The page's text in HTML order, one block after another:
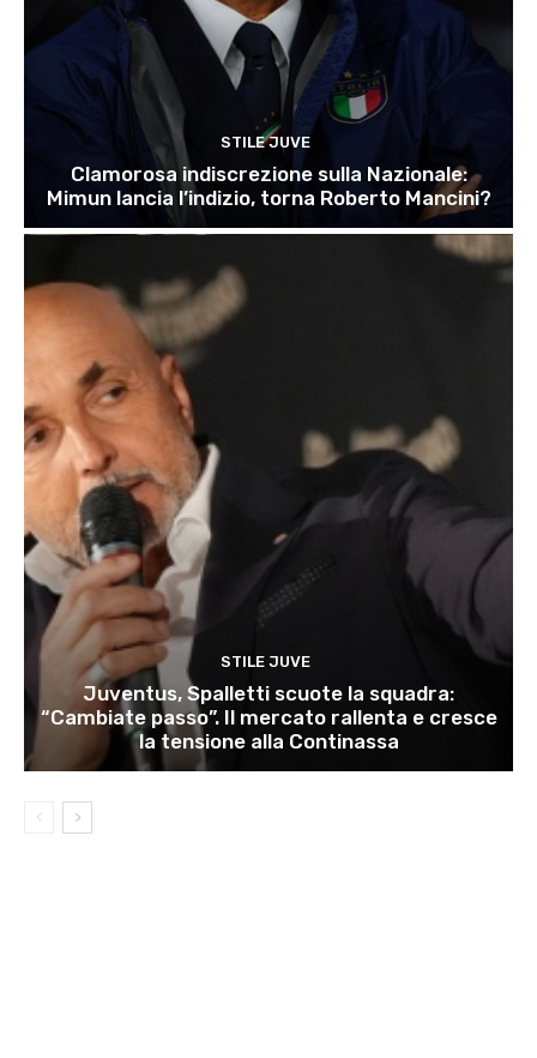
STILE JUVE
Clamorosa indiscrezione sulla Nazionale:
Mimun lancia l’indizio, torna Roberto Mancini?
STILE JUVE
Juventus, Spalletti scuote la squadra:
“Cambiate passo”. Il mercato rallenta e cresce
la tensione alla Continassa